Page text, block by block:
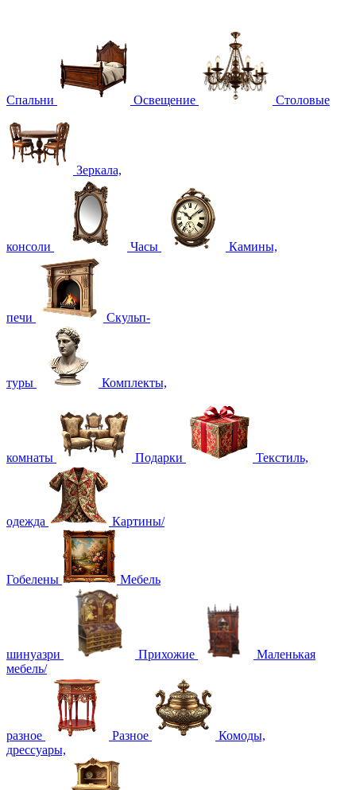
Спальни Освещение Столовые
Зеркала,
консоли Часы Камины,
печи Скульп-
туры Комплекты,
комнаты Подарки Текстиль,
одежда Картины/
Гобелены Мебель
шинуазри Прихожие
Маленькая
мебель/
разное Разное
Комоды,
дрессуары,